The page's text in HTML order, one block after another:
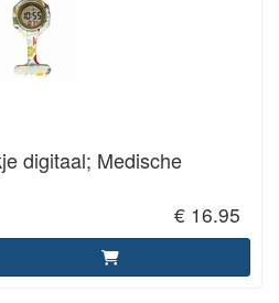
digitaal; Medische
€ 16.95